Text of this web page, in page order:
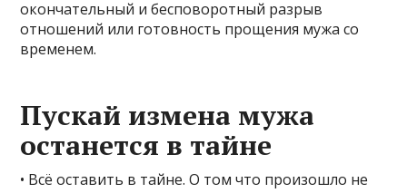
окончательный и бесповоротный разрыв
отношений или готовность прощения мужа со
временем.
Пускай измена мужа
останется в тайне
• Всё оставить в тайне. О том что произошло не